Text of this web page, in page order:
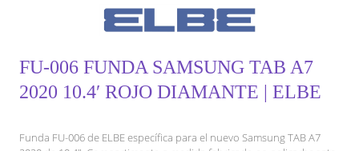
FU-006 FUNDA SAMSUNG TAB A7
2020 10.4′ ROJO DIAMANTE | ELBE
Funda FU-006 de ELBE específica para el nuevo Samsung TAB A7